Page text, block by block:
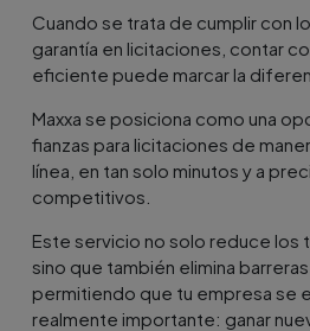
Cuando se trata de cumplir con
garantía en licitaciones, contar
eficiente puede marcar la
Maxxa se posiciona como una
fianzas para licitaciones de
línea, en tan solo minutos y a
competitivos.
Este servicio no solo reduce los
sino que también elimina
permitiendo que tu empresa se
realmente importante: ganar